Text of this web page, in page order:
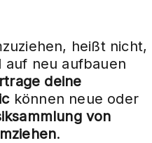
heißt nicht,
auf neu aufbauen
deine
können neue oder
von
.